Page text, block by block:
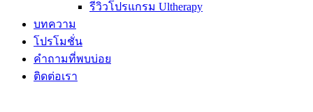
รีวิวโปรแกรม Ultherapy
บทความ
โปรโมชั่น
คำถามที่พบบ่อย
ติดต่อเรา